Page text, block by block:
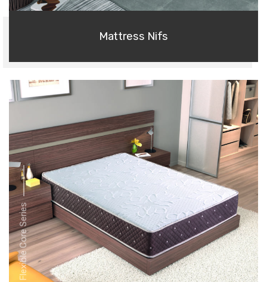
Mattress Nifs
Flexible Core Series